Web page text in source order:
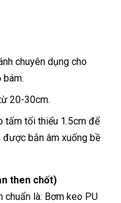
chuyên dụng cho
20-30cm.
tấm tối thiểu 1.5cm để
bắn âm xuống bề
then chốt)
là: Bơm keo PU